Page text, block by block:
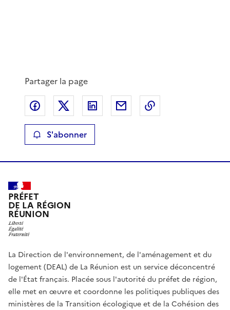
Partager la page
Partager sur Facebook
Partager sur XPartager sur LinkedIn
Partager par email
S'abonner
PRÉFET
DE LA RÉGION
RÉUNION
La Direction de l'environnement, de l'aménagement et du
logement (DEAL) de La Réunion est un service déconcentré
de l'État français. Placée sous l'autorité du préfet de région,
elle met en œuvre et coordonne les politiques publiques des
ministères de la Transition écologique et de la Cohésion des